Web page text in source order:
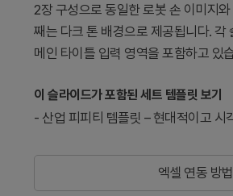
2장 구성으로 동일한 로봇 손 이미지
째는 다크 톤 배경으로 제공됩니다.
메인 타이틀 입력 영역을 포함하고 있
이 슬라이드가 포함된 세트 템플릿 보기
- 산업 피피티 템플릿 – 현대적이고 시
엑셀 연동 방법